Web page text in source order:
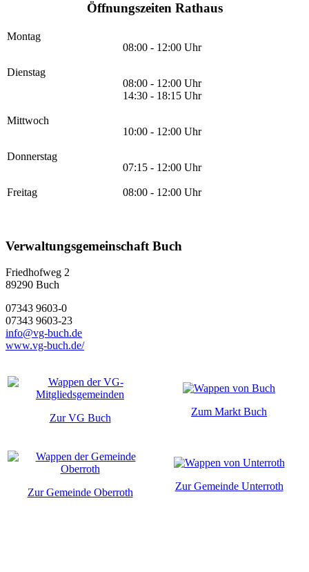
Öffnungszeiten Rathaus
Montag
08:00 - 12:00 Uhr
Dienstag
08:00 - 12:00 Uhr
14:30 - 18:15 Uhr
Mittwoch
10:00 - 12:00 Uhr
Donnerstag
07:15 - 12:00 Uhr
Freitag 08:00 - 12:00 Uhr
Verwaltungsgemeinschaft Buch
Friedhofweg 2
89290 Buch
07343 9603-0
07343 9603-23
info@vg-buch.de
www.vg-buch.de/
Zur VG Buch
Zum Markt Buch
Zur Gemeinde Oberroth
Zur Gemeinde Unterroth